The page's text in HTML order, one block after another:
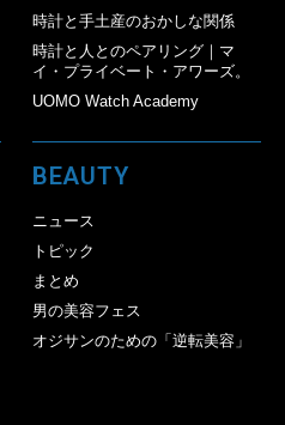
時計と手土産のおかしな関係
時計と人とのペアリング｜マ
イ・プライベート・アワーズ。
UOMO Watch Academy
BEAUTY
ニュース
トピック
まとめ
男の美容フェス
オジサンのための「逆転美容」